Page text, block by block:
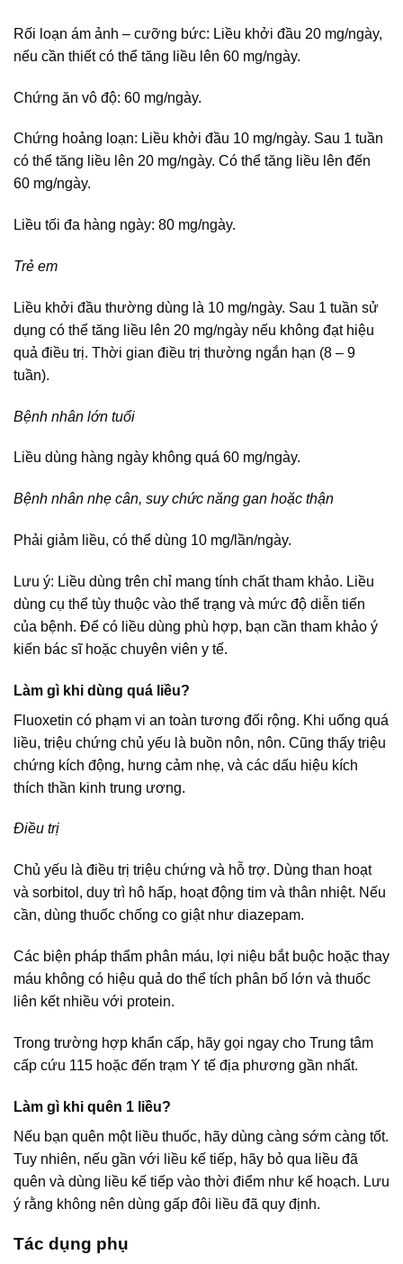
Rối loạn ám ảnh – cưỡng bức: Liều khởi đầu 20 mg/ngày,
nếu cần thiết có thể tăng liều lên 60 mg/ngày.
Chứng ăn vô độ: 60 mg/ngày.
Chứng hoảng loạn: Liều khởi đầu 10 mg/ngày. Sau 1 tuần
có thể tăng liều lên 20 mg/ngày. Có thể tăng liều lên đến
60 mg/ngày.
Liều tối đa hàng ngày: 80 mg/ngày.
Trẻ em
Liều khởi đầu thường dùng là 10 mg/ngày. Sau 1 tuần sử
dụng có thể tăng liều lên 20 mg/ngày nếu không đạt hiệu
quả điều trị. Thời gian điều trị thường ngắn hạn (8 – 9
tuần).
Bệnh nhân lớn tuổi
Liều dùng hàng ngày không quá 60 mg/ngày.
Bệnh nhân nhẹ cân, suy chức năng gan hoặc thận
Phải giảm liều, có thể dùng 10 mg/lần/ngày.
Lưu ý: Liều dùng trên chỉ mang tính chất tham khảo. Liều
dùng cụ thể tùy thuộc vào thể trạng và mức độ diễn tiến
của bệnh. Để có liều dùng phù hợp, bạn cần tham khảo ý
kiến bác sĩ hoặc chuyên viên y tế.
Làm gì khi dùng quá liều?
Fluoxetin có phạm vi an toàn tương đối rộng. Khi uống quá
liều, triệu chứng chủ yếu là buồn nôn, nôn. Cũng thấy triệu
chứng kích động, hưng cảm nhẹ, và các dấu hiệu kích
thích thần kinh trung ương.
Điều trị
Chủ yếu là điều trị triệu chứng và hỗ trợ. Dùng than hoạt
và sorbitol, duy trì hô hấp, hoạt động tim và thân nhiệt. Nếu
cần, dùng thuốc chống co giật như diazepam.
Các biện pháp thẩm phân máu, lợi niệu bắt buộc hoặc thay
máu không có hiệu quả do thể tích phân bố lớn và thuốc
liên kết nhiều với protein.
Trong trường hợp khẩn cấp, hãy gọi ngay cho Trung tâm
cấp cứu 115 hoặc đến trạm Y tế địa phương gần nhất.
Làm gì khi quên 1 liều?
Nếu bạn quên một liều thuốc, hãy dùng càng sớm càng tốt.
Tuy nhiên, nếu gần với liều kế tiếp, hãy bỏ qua liều đã
quên và dùng liều kế tiếp vào thời điểm như kế hoạch. Lưu
ý rằng không nên dùng gấp đôi liều đã quy định.
Tác dụng phụ